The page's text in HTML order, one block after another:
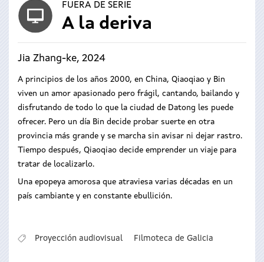
FUERA DE SERIE
A la deriva
Jia Zhang-ke, 2024
A principios de los años 2000, en China, Qiaoqiao y Bin
viven un amor apasionado pero frágil, cantando, bailando y
disfrutando de todo lo que la ciudad de Datong les puede
ofrecer. Pero un día Bin decide probar suerte en otra
provincia más grande y se marcha sin avisar ni dejar rastro.
Tiempo después, Qiaoqiao decide emprender un viaje para
tratar de localizarlo.
Una epopeya amorosa que atraviesa varias décadas en un
país cambiante y en constante ebullición.
Proyección audiovisual Filmoteca de Galicia